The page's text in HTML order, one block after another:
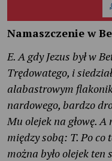
Namaszczenie w
E. A gdy Jezus był w
Trędowatego, i
alabastrowym
nardowego, bardzo
Mu olejek na głowę.
między sobą: T. Po
można było olejek